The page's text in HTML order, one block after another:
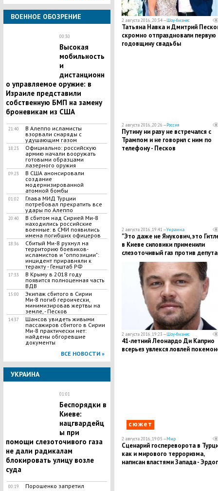
ВОЕННОЕ ОБОЗРЕНИЕ
00:30
Высокая
мобильность
и
дистанционн
о управляемое оружие: в
Израиле представили
собственную БМП на замену
броневикам из США
21:40
В Алеппо исламисты
взорвали снаряды с
удушающим газом
18:23
Официально: российскую
армию начали вооружать
готовыми образцами
лазерного оружия
09:23
В США анонсировали
создание
модернизированной
атомной бомбы
01:02
Глава МИД Турции
потребовал прекратить все
удары по Алеппо
20:40
В сбитом над Сирией Ми-8
находились российские
военные: в СМИ появились
имена погибших офицеров
18:36
Сбитый Ми-8 рухнул на
территорию боевиков-
исламистов и "оппозиции":
инцидент приравняли к
теракту - Генштаб РФ
17:33
В Крыму в 2018 году
появится полноценная часть
ВДВ
15:00
Экипаж сбитого в Сирии
Ми-8 погиб героически,
минимизировав жертвы на
земле, - Песков
14:37
Шансов увидеть живыми
пассажиров сбитого в Сирии
Ми-8 практически нет:
найдены обгоревшие
документы
ВСЕ НОВОСТИ »
УКРАИНА
01:01
Беспорядки в
Киеве:
нацгвардейц
ы при
помощи слезоточивого газа
не дали радикалам
блокировать улицу возле
суда
00:19
Порошенко запретил
2 августа 2016, 20:34 —Шоу-бизнес
Татьяна Навка и Дмитрий
скромно отпраздновали первую
годовщину свадьбы
2 августа 2016, 20:26 —Россия
Путину ни разу не встречался с
Трампом и не говорил с ним по
телефону - Песков
2 августа 2016, 19:41 —Украина
"Это даже не Янукович, это
в Киеве силовики применили
слезоточивый газ против
ВР Семенченко
2 августа 2016, 19:23 —Шоу-бизнес
41-летний Леонардо Ди Каприо
всерьез увлекся ловлей
сюжет
2 августа 2016, 19:05 —Мир
Сценарий госпереворота в
как и мирового терроризма,
написан властями Запада -